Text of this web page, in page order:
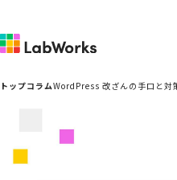
トップコラムWordPress 改ざんの手口と対